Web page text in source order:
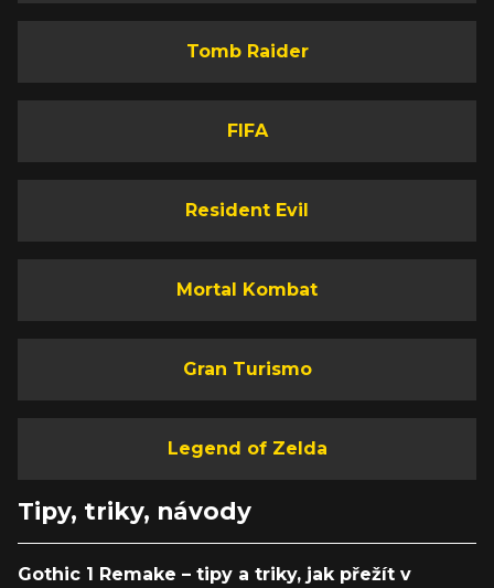
Tomb Raider
FIFA
Resident Evil
Mortal Kombat
Gran Turismo
Legend of Zelda
Tipy, triky, návody
Gothic 1 Remake – tipy a triky, jak přežít v